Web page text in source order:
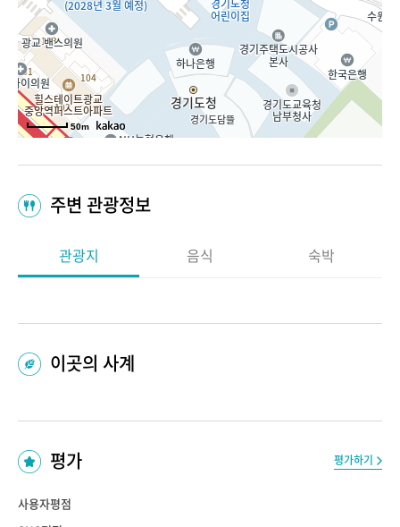
50m
주변 관광정보
관광지 음식 숙박
이곳의 사계
평가 평가하기
사용자평점